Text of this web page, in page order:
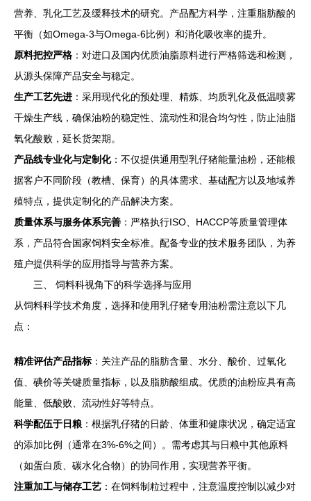
营养、乳化工艺及缓释技术的研究。产品配方科学，注重脂肪酸的
平衡（如Omega-3与Omega-6比例）和消化吸收率的提升。
原料把控严格 ：对进口及国内优质油脂原料进行严格筛选和检测，
从源头保障产品安全与稳定。
生产工艺先进 ：采用现代化的预处理、精炼、均质乳化及低温喷雾
干燥生产线，确保油粉的稳定性、流动性和混合均匀性，防止油脂
氧化酸败，延长货架期。
产品线专业化与定制化：不仅提供通用型乳仔猪能量油粉，还能根
据客户不同阶段（教槽、保育）的具体需求、基础配方以及地域养
殖特点，提供定制化的产品解决方案。
质量体系与服务体系完善 ：严格执行ISO、HACCP等质量管理体
系，产品符合国家饲料安全标准。配备专业的技术服务团队，为养
殖户提供科学的应用指导与营养方案。
三、 饲料科视角下的科学选择与应用
从饲料科学技术角度，选择和使用乳仔猪专用油粉需注意以下几
点：
精准评估产品指标 ：关注产品的脂肪含量、水分、酸价、过氧化
值、碘价等关键质量指标，以及脂肪酸组成。优质的油粉应具有高
能量、低酸败、流动性好等特点。
科学配伍于日粮 ：根据乳仔猪的日龄、体重和健康状况，确定适宜
的添加比例（通常在3%-6%之间）。需考虑其与日粮中其他原料
（如蛋白质、碳水化合物）的协同作用，实现营养平衡。
注重加工与储存工艺 ：在饲料制粒过程中，注意温度控制以减少对